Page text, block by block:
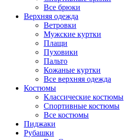
Все брюки
Верхняя одежда
Ветровки
Мужские куртки
Плащи
Пуховики
Пальто
Кожаные куртки
Все верхняя одежда
Костюмы
Классические костюмы
Спортивные костюмы
Все костюмы
Пиджаки
Рубашки